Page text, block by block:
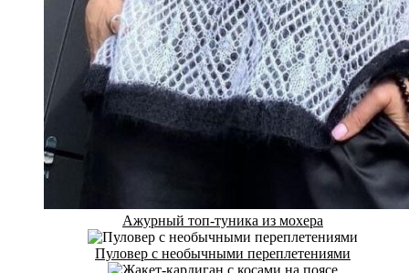
Ажурный топ-туника из мохера
Пуловер с необычными переплетениями